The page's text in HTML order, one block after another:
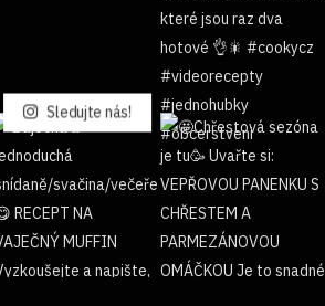
Sledujte nás!